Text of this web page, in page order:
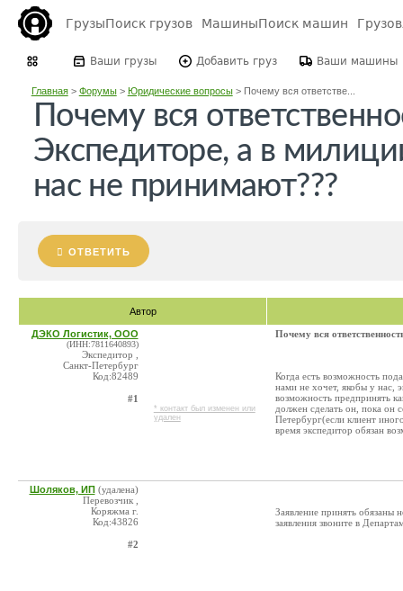
ГрузыПоиск грузов МашиныПоиск машин
Ваши грузы Добавить груз Ваши машины
Главная> Форумы> Юридические вопросы> Почему вся ответстве...
Почему вся
Экспедиторе, а в
нас не принимают???
ОТВЕТИТЬ
Автор
ДЭКО Логистик, ООО
(ИНН:7811640893)
Экспедитор ,
Санкт-Петербург
Код:82489
#1
* контакт был изменен или
удален
Почему вся
Когда есть возможность
нами не хочет, якобы у нас,
возможность предпринять
должен сделать он, пока он
Петербург(если клиент
время экспедитор обязан
Шоляков, ИП (удалена)
Перевозчик ,
Коряжма г.
Код:43826
#2
Заявление принять обязаны
заявления звоните в